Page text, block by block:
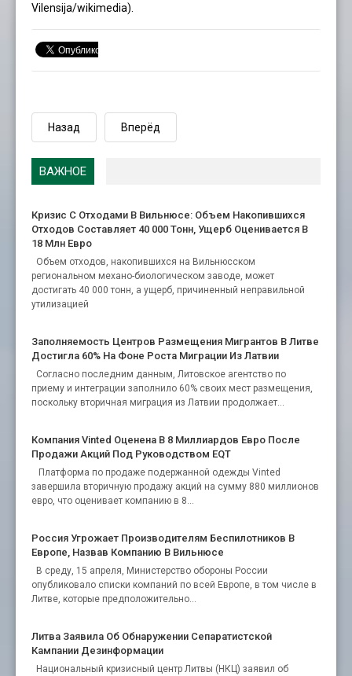
Vilensija/wikimedia).
Назад Вперёд
ВАЖНОЕ
Кризис С Отходами В Вильнюсе: Объем Накопившихся
Отходов Составляет 40 000 Тонн, Ущерб Оценивается В
18 Млн Евро
Объем отходов, накопившихся на Вильнюсском
региональном механо-биологическом заводе, может
достигать 40 000 тонн, а ущерб, причиненный неправильной
утилизацией
Заполняемость Центров Размещения Мигрантов В Литве
Достигла 60% На Фоне Роста Миграции Из Латвии
Согласно последним данным, Литовское агентство по
приему и интеграции заполнило 60% своих мест размещения,
поскольку вторичная миграция из Латвии продолжает...
Компания Vinted Оценена В 8 Миллиардов Евро После
Продажи Акций Под Руководством EQT
Платформа по продаже подержанной одежды Vinted
завершила вторичную продажу акций на сумму 880 миллионов
евро, что оценивает компанию в 8...
Россия Угрожает Производителям Беспилотников В
Европе, Назвав Компанию В Вильнюсе
В среду, 15 апреля, Министерство обороны России
опубликовало списки компаний по всей Европе, в том числе в
Литве, которые предположительно...
Литва Заявила Об Обнаружении Сепаратистской
Кампании Дезинформации
Национальный кризисный центр Литвы (НКЦ) заявил об